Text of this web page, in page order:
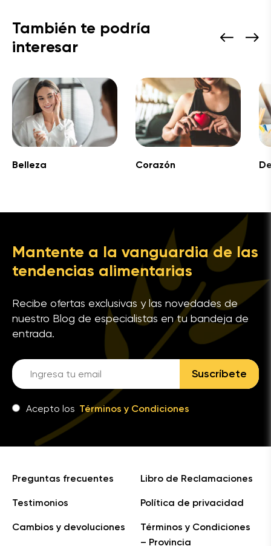
También te podría
interesar
Belleza Corazón
Mantente a la vanguardia de las
tendencias alimentarias
Recibe ofertas exclusivas y las novedades de
nuestro Blog de especialistas en tu bandeja de
entrada.
Suscríbete
Acepto los Términos y Condiciones
Preguntas frecuentes
Testimonios
Cambios y devoluciones
Libro de Reclamaciones
Política de privacidad
Términos y Condiciones
– Provincia